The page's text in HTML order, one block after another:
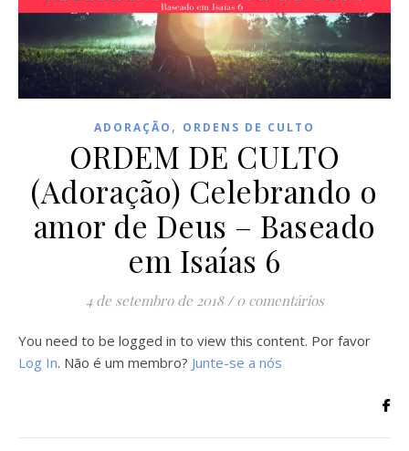
ADORAÇÃO , ORDENS DE CULTO
ORDEM DE CULTO
(Adoração) Celebrando o
amor de Deus – Baseado
em Isaías 6
4 de setembro de 2018 / 0 comentários
You need to be logged in to view this content. Por favor
Log In. Não é um membro? Junte-se a nós